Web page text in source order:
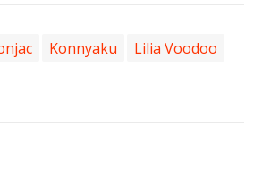
Konnyaku
Lilia Voodoo